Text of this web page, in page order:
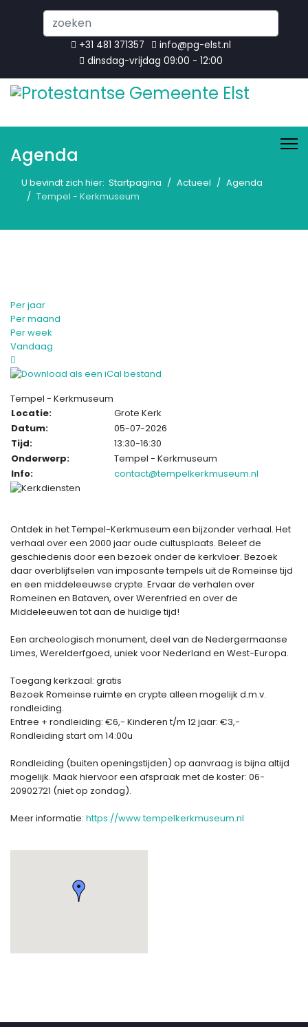
...
+31 481 371357
info@pg-elst.nl
dinsdag-vrijdag 09:00 - 12:00
Agenda
U bevindt zich hier: Startpagina Actueel
Agenda
Tempel - Kerkmuseum
Per jaar
Per maand
Per week
Vandaag
Tempel - Kerkmuseum
Locatie:
Grote Kerk
Datum:
05-07-2026
Tijd:
13:30-16:30
Onderwerp:
Tempel - Kerkmuseum
Info:
contact@tempelkerkmuseum.nl
Ontdek in het Tempel-Kerkmuseum een bijzonder verhaal. Het
verhaal over een 2000 jaar oude cultusplaats. Beleef de
geschiedenis door een bezoek onder de kerkvloer. Bezoek
daar overblijfselen van imposante tempels uit de Romeinse tijd
en een middeleeuwse crypte. Ervaar de verhalen over
Romeinen en Bataven, over Werenfried en over de
Middeleeuwen tot aan de huidige tijd!
Een archeologisch monument, deel van de Nedergermaanse
Limes, Werelderfgoed, uniek voor Nederland en West-Europa.
Toegang kerkzaal: gratis
Bezoek Romeinse ruimte en crypte alleen mogelijk d.m.v.
rondleiding.
Entree + rondleiding: €6,- Kinderen t/m 12 jaar: €3,-
Rondleiding start om 14:00u
Rondleiding (buiten openingstijden) op aanvraag is bijna altijd
mogelijk. Maak hiervoor een afspraak met de koster: 06-
20902721 (niet op zondag).
Meer informatie: https://www.tempelkerkmuseum.nl